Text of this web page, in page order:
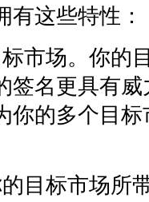
这些特性：
市场。你的
签名更具有
你的多个目
目标市场所